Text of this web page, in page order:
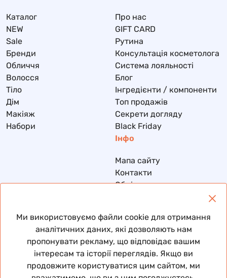
Каталог
NEW
Sale
Бренди
Обличчя
Волосся
Тіло
Дім
Макіяж
Набори
Про нас
GIFT CARD
Рутина
Консультація косметолога
Система лояльності
Блог
Інгредієнти / компоненти
Топ продажів
Секрети догляду
Black Friday
Інфо
Мапа сайту
Контакти
Обмін та повернення
Договір публічної оферти
Ми використовуємо файли cookie для отримання
аналітичних даних, які дозволяють нам
пропонувати рекламу, що відповідає вашим
інтересам та історії переглядів. Якщо ви
продовжите користуватися цим сайтом, ми